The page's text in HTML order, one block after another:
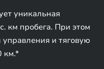
уникальная
км пробега. При этом
управления и тяговую
км.*